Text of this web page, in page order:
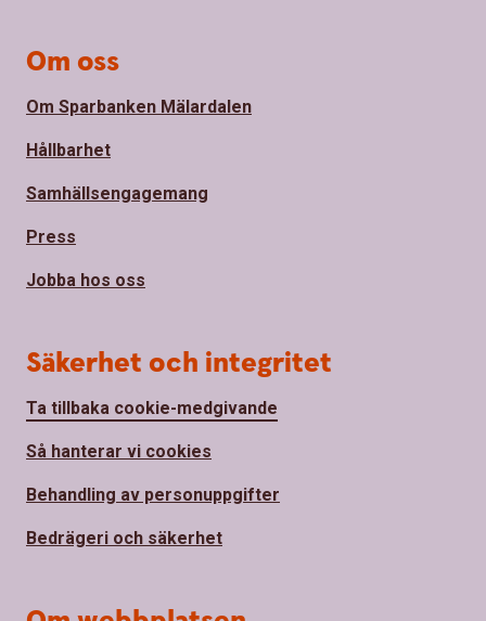
Om oss
Om Sparbanken Mälardalen
Hållbarhet
Samhällsengagemang
Press
Jobba hos oss
Säkerhet och integritet
Ta tillbaka cookie-medgivande
Så hanterar vi cookies
Behandling av personuppgifter
Bedrägeri och säkerhet